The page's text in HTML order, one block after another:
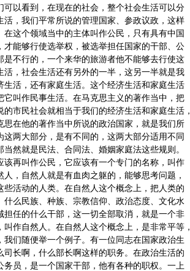
可以看到，在现在的社会，整个社会生活可以分
活，我们平常所说的管理国家、参政议政，这样
在这个领域当中的主体叫作公民，只有具有中国
才能够行使选举权，被选举担任国家的干部、公
是不行的，一个来华的旅游者他不能够去行使这
活，社会生活还有另外的一半，这另一半就是我
生活，还有家庭生活。这个经济生活和家庭生活
它叫作民事生活。在马克思主义的著作当中，把
市民社会就相当于我们的经济生活和家庭生活，
思在他的著作当中所说的政治国家，就是我们所
两大部分，是有不同的，这两大部分适用不同
然就是民法、合同法、婚姻家庭法这些规则。
该再叫作公民，它应该有一个专门的名称，叫作
，自然人就是有血肉之躯的，能够思考问题，
活动的人类。在自然人这个概念上，把人类的
么民族、种族、宗教信仰、政治态度、文化水
担任的什么干部，这一切全部取消，就是一个非
作自然人。在自然人这个概念上，是非常平等，
们随便举一个例子。有一位同志在国家政治生
长啊，什么部长啊这样的职务。在政治生活的
员，是一个国家干部，他有各种的职权。一上